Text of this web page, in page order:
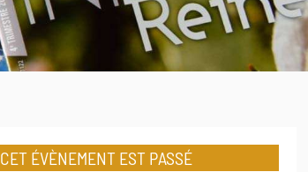
CET ÉVÈNEMENT EST PASSÉ